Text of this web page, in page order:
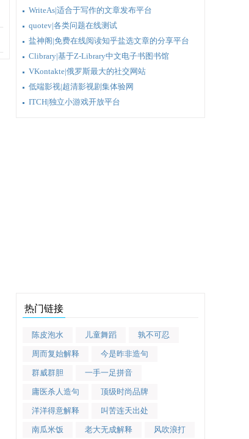
WriteAs|适合于写作的文章发布平台
quotev|各类问题在线测试
盐神阁|免费在线阅读知乎盐选文章的分享平台
Clibrary|基于Z-Library中文电子书图书馆
VKontakte|俄罗斯最大的社交网站
低端影视|超清影视剧集体验网
ITCH|独立小游戏开放平台
热门链接
陈皮泡水 儿童舞蹈 孰不可忍
周而复始解释 今是昨非造句
群威群胆 一手一足拼音
庸医杀人造句 顶级时尚品牌
洋洋得意解释 叫苦连天出处
南瓜米饭 老大无成解释 风吹浪打